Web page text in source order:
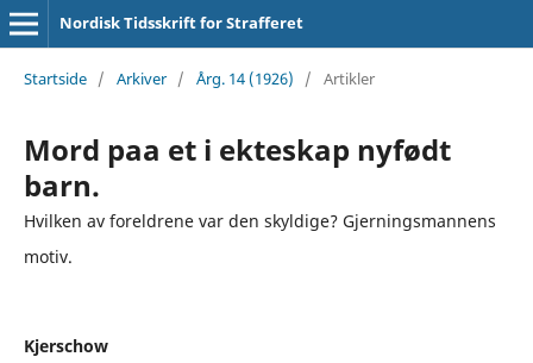
Nordisk Tidsskrift for Strafferet
Startside / Arkiver / Årg. 14 (1926) / Artikler
Mord paa et i ekteskap nyfødt
barn.
Hvilken av foreldrene var den skyldige? Gjerningsmannens
motiv.
Kjerschow